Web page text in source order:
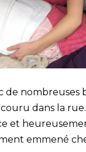
de nombreuses
dans la
et
emmené